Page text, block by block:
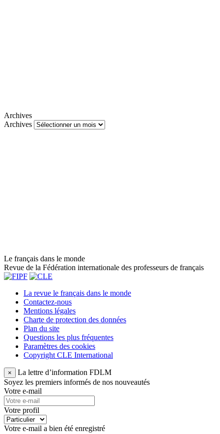
Archives
Archives
Le français dans le monde
Revue de la Fédération internationale des professeurs de français
La revue le français dans le monde
Contactez-nous
Mentions légales
Charte de protection des données
Plan du site
Questions les plus fréquentes
Paramètres des cookies
Copyright CLE International
×
La lettre d’information FDLM
Soyez les premiers informés de nos nouveautés
Votre e-mail
Votre profil
Votre e-mail a bien été enregistré